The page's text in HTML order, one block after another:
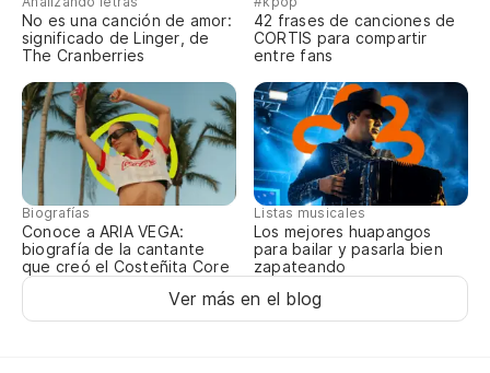
No es una canción de amor:
significado de Linger, de
The Cranberries
42 frases de canciones de
CORTIS para compartir
entre fans
Biografías
Conoce a ARIA VEGA:
biografía de la cantante
que creó el Costeñita Core
Listas musicales
Los mejores huapangos
para bailar y pasarla bien
zapateando
Ver más en el blog